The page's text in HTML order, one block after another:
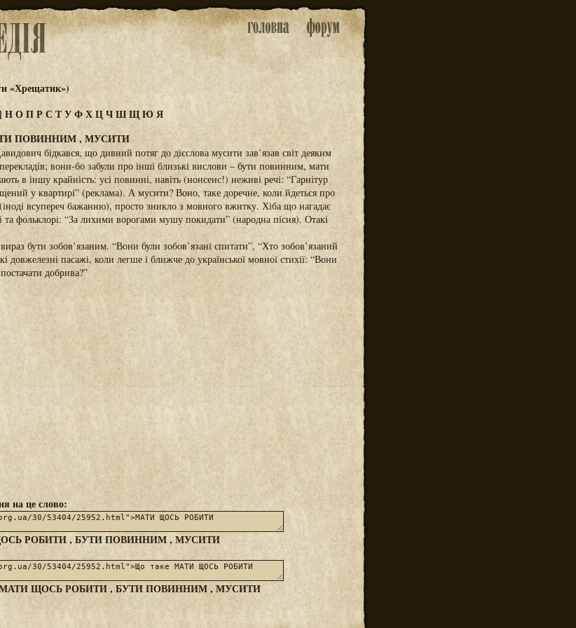
«Хрещатик»)
НОПРСТУФХЦЧШЩЮЯ
ПОВИННИМ , МУСИТИ
бідкався, що дивний потяг до дієслова мусити зав’язав світ деяким
вони-бо забули про інші близькі вислови – бути повинним, мати
в іншу крайність: усі повинні, навіть (нонсенс!) неживі речі: “Гарнітур
у квартирі” (реклама). А мусити? Воно, таке доречне, коли йдеться про
всупереч бажанню), просто зникло з мовного вжитку. Хіба що нагадає
та фольклорі: “За лихими ворогами мушу покидати” (народна пісня). Отакі
бути зобов’язаним. “Вони були зобов’язані спитати”, “Хто зобов’язаний
довжелезні пасажі, коли легше і ближче до української мовної стихії: “Вони
добрива?”
на це слово:
РОБИТИ , БУТИ ПОВИННИМ , МУСИТИ
МАТИ ЩОСЬ РОБИТИ , БУТИ ПОВИННИМ , МУСИТИ